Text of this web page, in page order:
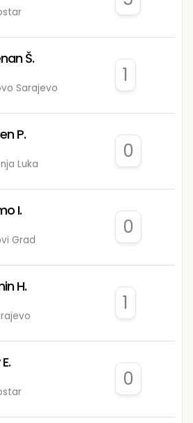
Š.
Sarajevo
1
P.
Luka
0
I.
Grad
0
H.
1
0